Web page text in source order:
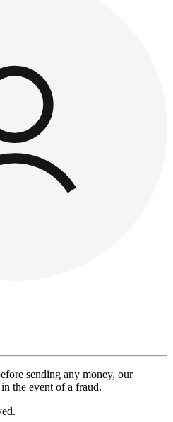
sending any money, our
the event of a fraud.